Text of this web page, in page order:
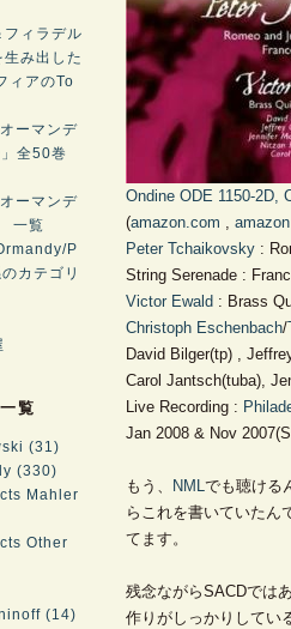
フィラデル
み出した
ィアのTo
ーマンデ
全50巻
ーマンデ
一覧
P
カテゴリ
覧
(31)
(330)
Mahler
Other
(14)
Ondine ODE 1150-2D,
(amazon.com ,
Peter Tchaikovsky :
String Serenade :
Victor Ewald : Brass
Christoph Eschenbach/
David Bilger(tp) ,
Carol Jantsch(tuba),
Live Recording :
Jan 2008 & Nov
もう、 NMLでも聴ける
らこれを書いていたん
てます。
残念ながらSACDでは
作りがしっかりしてい